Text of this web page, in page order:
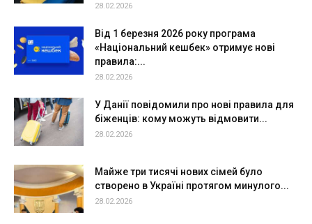
28.02.2026
Від 1 березня 2026 року програма
«Національний кешбек» отримує нові
правила:...
28.02.2026
У Данії повідомили про нові правила для
біженців: кому можуть відмовити...
28.02.2026
Майже три тисячі нових сімей було
створено в Україні протягом минулого...
28.02.2026